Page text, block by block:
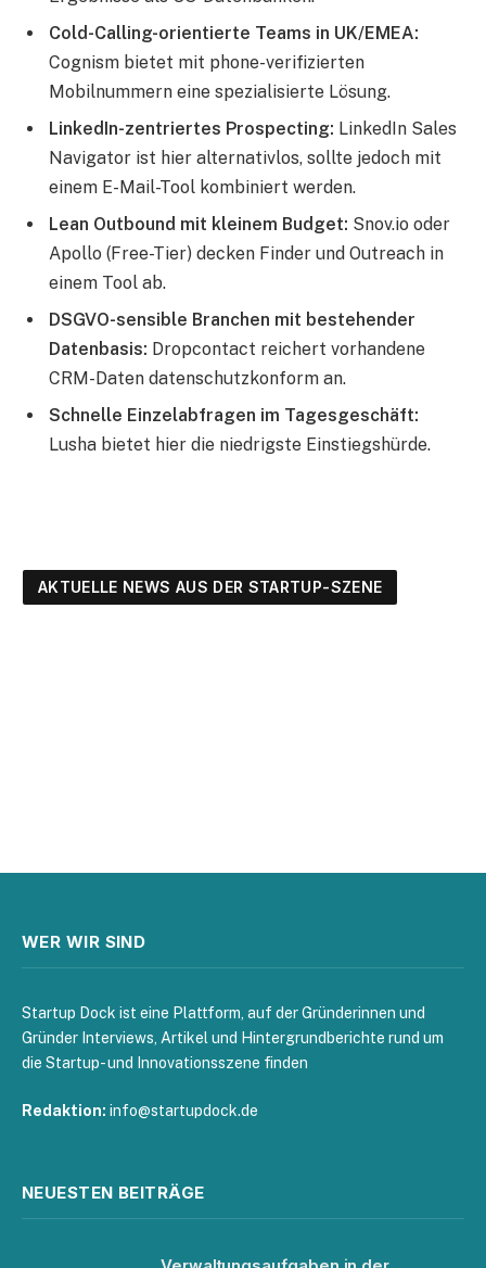
Cold-Calling-orientierte Teams in UK/EMEA:
Cognism bietet mit phone-verifizierten
Mobilnummern eine spezialisierte Lösung.
LinkedIn-zentriertes Prospecting: LinkedIn Sales
Navigator ist hier alternativlos, sollte jedoch mit
einem E-Mail-Tool kombiniert werden.
Lean Outbound mit kleinem Budget: Snov.io oder
Apollo (Free-Tier) decken Finder und Outreach in
einem Tool ab.
DSGVO-sensible Branchen mit bestehender
Datenbasis: Dropcontact reichert vorhandene
CRM-Daten datenschutzkonform an.
Schnelle Einzelabfragen im Tagesgeschäft:
Lusha bietet hier die niedrigste Einstiegshürde.
AKTUELLE NEWS AUS DER STARTUP-SZENE
WER WIR SIND
Startup Dock ist eine Plattform, auf der Gründerinnen und
Gründer Interviews, Artikel und Hintergrundberichte rund um
die Startup- und Innovationsszene finden
Redaktion: info@startupdock.de
NEUESTEN BEITRÄGE